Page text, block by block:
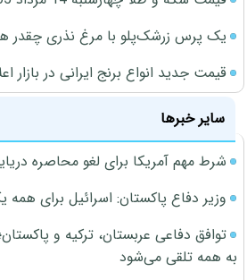
یک پرس زرشک‌پلو با مرغ نذری چقدر
قیمت جدید انواع برنج ایرانی در بازار اعلام شد
سایر خبرها
شرط مهم آمریکا برای لغو محاصره
وزیر دفاع پاکستان: اسرائیل برای
توافق دفاعی عربستان، ترکیه و
به همه تلقی می‌شود